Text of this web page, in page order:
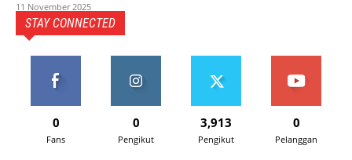
11 November 2025
STAY CONNECTED
0
Fans
0
Pengikut
3,913
Pengikut
0
Pelanggan